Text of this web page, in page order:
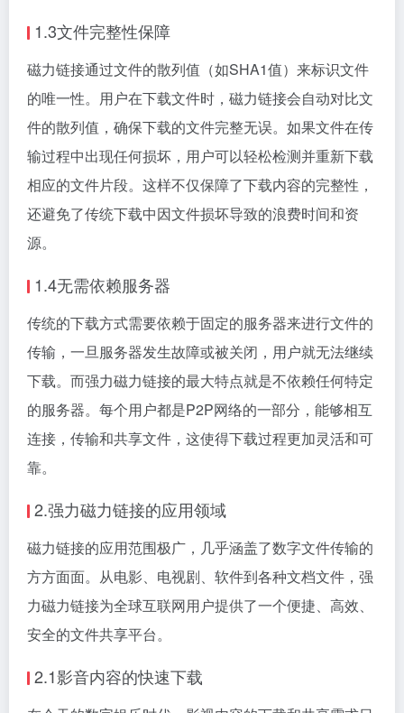
1.3文件完整性保障
磁力链接通过文件的散列值（如SHA1值）来标识文件
的唯一性。用户在下载文件时，磁力链接会自动对比文
件的散列值，确保下载的文件完整无误。如果文件在传
输过程中出现任何损坏，用户可以轻松检测并重新下载
相应的文件片段。这样不仅保障了下载内容的完整性，
还避免了传统下载中因文件损坏导致的浪费时间和资
源。
1.4无需依赖服务器
传统的下载方式需要依赖于固定的服务器来进行文件的
传输，一旦服务器发生故障或被关闭，用户就无法继续
下载。而强力磁力链接的最大特点就是不依赖任何特定
的服务器。每个用户都是P2P网络的一部分，能够相互
连接，传输和共享文件，这使得下载过程更加灵活和可
靠。
2.强力磁力链接的应用领域
磁力链接的应用范围极广，几乎涵盖了数字文件传输的
方方面面。从电影、电视剧、软件到各种文档文件，强
力磁力链接为全球互联网用户提供了一个便捷、高效、
安全的文件共享平台。
2.1影音内容的快速下载